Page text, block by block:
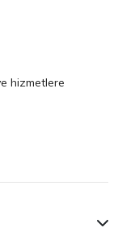
hizmetlere